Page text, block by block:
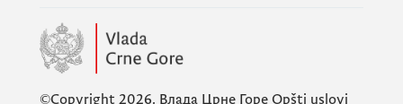
©Copyright 2026. Влада Црне Горе Opšti uslovi